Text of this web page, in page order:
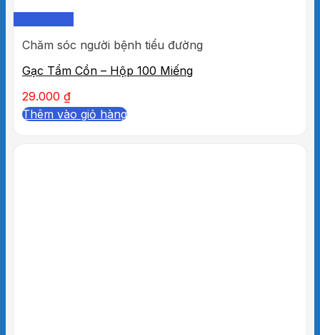
Chăm sóc người bệnh tiểu đường
Gạc Tẩm Cồn – Hộp 100 Miếng
29.000 ₫
Thêm vào giỏ hàng